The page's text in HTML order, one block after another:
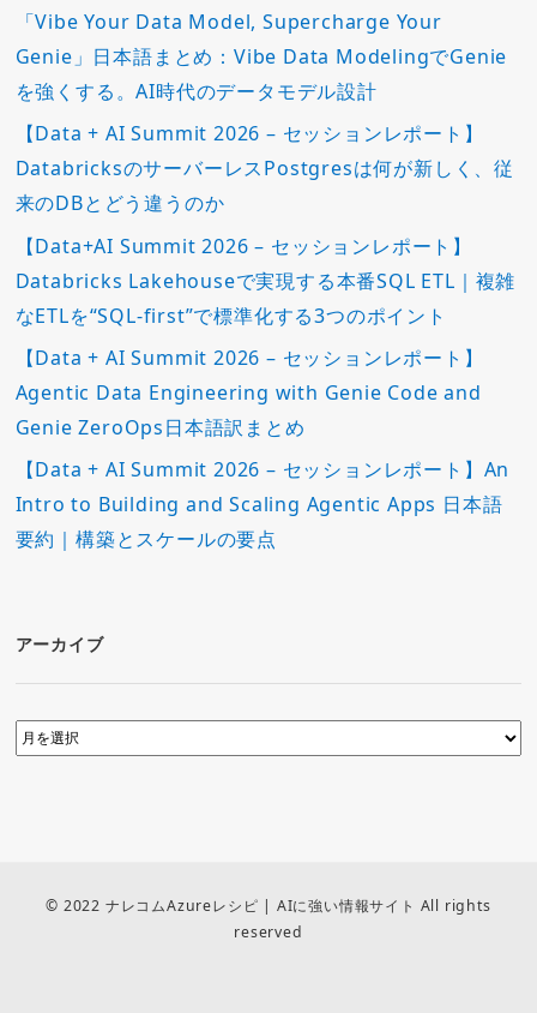
「Vibe Your Data Model, Supercharge Your
Genie」日本語まとめ：Vibe Data ModelingでGenie
を強くする。AI時代のデータモデル設計
【Data + AI Summit 2026 – セッションレポート】
DatabricksのサーバーレスPostgresは何が新しく、従
来のDBとどう違うのか
【Data+AI Summit 2026 – セッションレポート】
Databricks Lakehouseで実現する本番SQL ETL｜複雑
なETLを“SQL-first”で標準化する3つのポイント
【Data + AI Summit 2026 – セッションレポート】
Agentic Data Engineering with Genie Code and
Genie ZeroOps日本語訳まとめ
【Data + AI Summit 2026 – セッションレポート】An
Intro to Building and Scaling Agentic Apps 日本語
要約｜構築とスケールの要点
アーカイブ
© 2022 ナレコムAzureレシピ | AIに強い情報サイト All rights
reserved